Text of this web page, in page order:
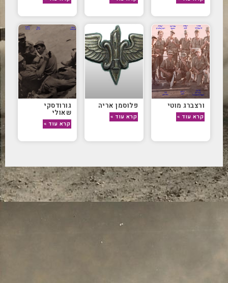
ורצברג מוטי
קרא עוד »
פלוסמן אריה
קרא עוד »
גורודסקי
שאולי
קרא עוד »